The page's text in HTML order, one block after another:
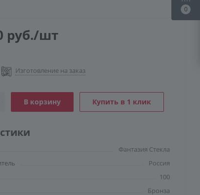
руб./шт
Изготовление на заказ
В корзину Купить в 1 клик
Фантазия Стекла
Россия
100
Бронза
0